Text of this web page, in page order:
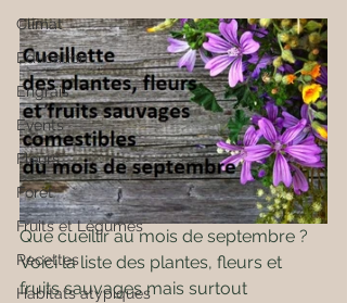
Climat
Education
Engrais
Events
Fleurs
Forêt
Fruits et Légumes
Recettes
Habitats atypiques
Que cueillir au mois de septembre ?
Voici la liste des plantes, fleurs et
fruits sauvages mais surtout